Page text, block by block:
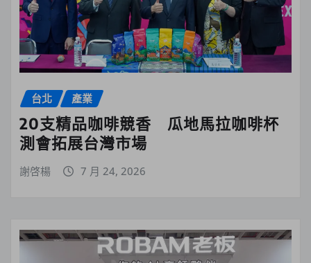
台北 產業
20支精品咖啡競香 瓜地馬拉咖啡杯
測會拓展台灣市場
謝啓楊 7 月 24, 2026